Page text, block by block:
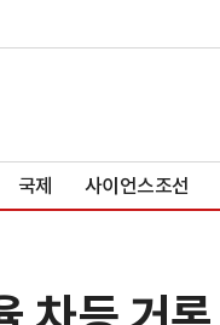
국제 사이언스조선